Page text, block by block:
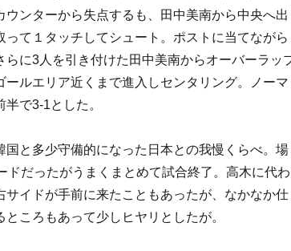
ンターから失点するも、田中美南から中央へ出
って１タッチしてシュート。ポストに当てながら
らに3人を引き付けた田中美南からオーバーラッ
ールエリア近くまで進入しセンタリング。ノーマ
で3-1とした。
と多少守備的になった日本との我慢くらべ。場
ドだったがうまくまとめて試合終了。高木に代わ
サイドが手前に来たこともあったが、なかなか仕
ころもあって少しヒヤリとしたが。